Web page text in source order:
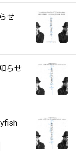
せ
らせ